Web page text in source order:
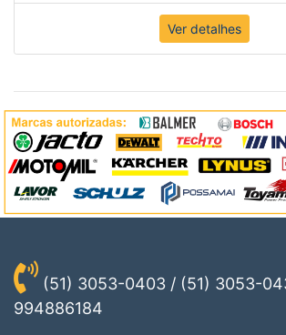
Ver detalhes
(51) 3053-0403 / (51) 3053-
994886184